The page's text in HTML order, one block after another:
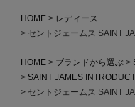
HOME
レディース
セントジェームス SAINT
HOME ブランドから選ぶ
SAINT JAMES
セントジェームス SAINT